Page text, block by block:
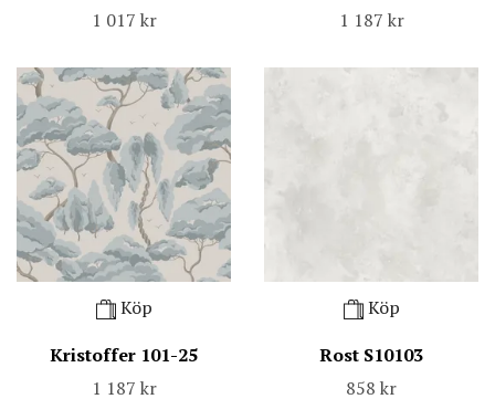
1 017 kr
1 187 kr
Köp
Kristoffer 101-25
1 187 kr
Köp
Rost S10103
858 kr